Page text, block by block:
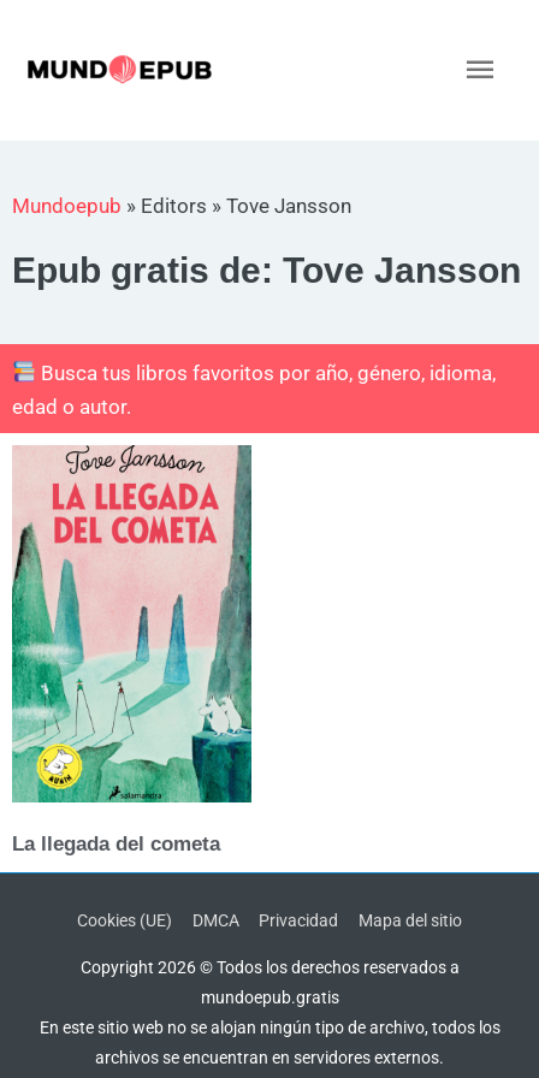
contenido
Mundoepub » Editors » Tove Jansson
Epub gratis de: Tove Jansson
Busca tus libros favoritos por año, género, idioma,
edad o autor.
La llegada del cometa
Cookies (UE) DMCA Privacidad Mapa del sitio
Copyright 2026 © Todos los derechos reservados a
mundoepub.gratis
En este sitio web no se alojan ningún tipo de archivo, todos los
archivos se encuentran en servidores externos.